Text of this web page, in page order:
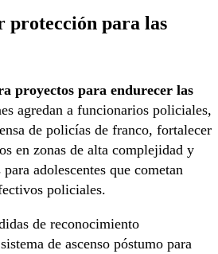
protección para las
proyectos para endurecer las
agredan a funcionarios policiales,
de policías de franco, fortalecer
en zonas de alta complejidad y
adolescentes que cometan
policiales.
de reconocimiento
de ascenso póstumo para